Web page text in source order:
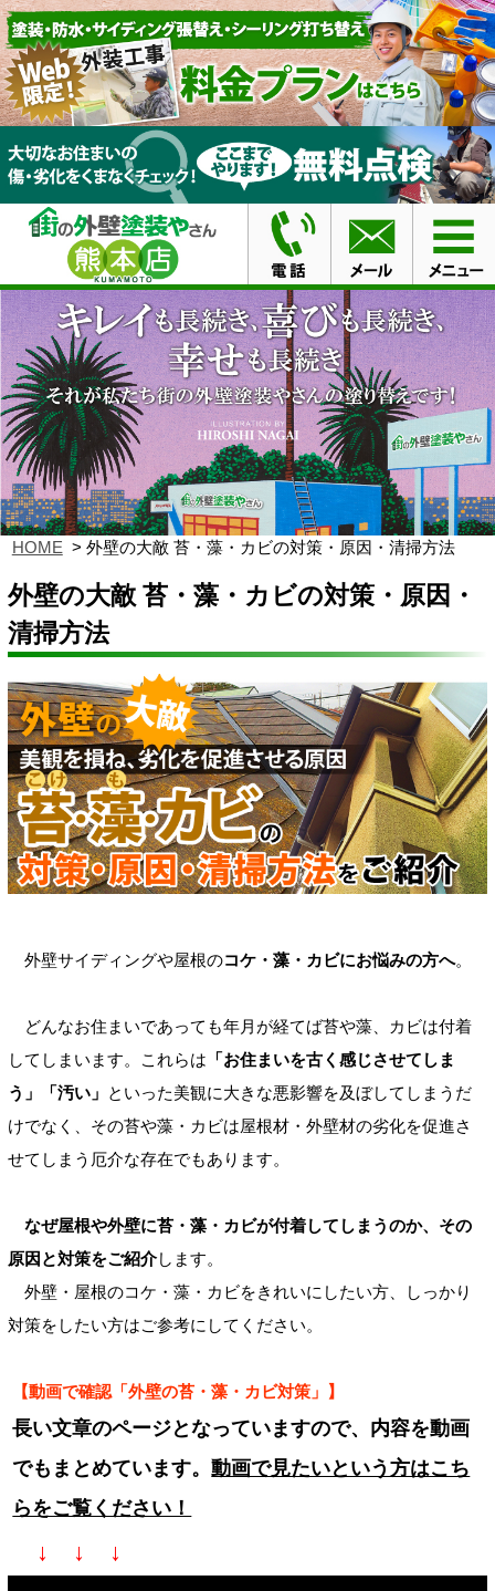
HOME 外壁の大敵 苔・藻・カビの対策・原因・清掃方法
外壁の大敵 苔・藻・カビの対策・原因・
清掃方法
外壁サイディングや屋根のコケ・藻・カビにお悩みの方へ。
どんなお住まいであっても年月が経てば苔や藻、カビは付着
してしまいます。これらは 「お住まいを古く感じさせてしま
う」「汚い」 といった美観に大きな悪影響を及ぼしてしまうだ
けでなく、その苔や藻・カビは屋根材・外壁材の劣化を促進さ
せてしまう厄介な存在でもあります。
なぜ屋根や外壁に苔・藻・カビが付着してしまうのか、その
原因と対策をご紹介します。
外壁・屋根のコケ・藻・カビをきれいにしたい方、しっかり
対策をしたい方はご参考にしてください。
【動画で確認「外壁の苔・藻・カビ対策」】
長い文章のページとなっていますので、内容を動画
でもまとめています。動画で見たいという方はこち
らをご覧ください！
↓ ↓ ↓